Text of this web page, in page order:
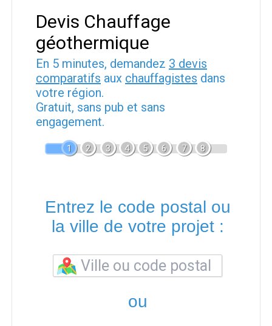
Devis Chauffage
géothermique
En 5 minutes, demandez 3 devis
comparatifs aux chauffagistes dans
votre région.
Gratuit, sans pub et sans
engagement.
1 2 3 4 5 6 7 8
Entrez le code postal ou
la ville de votre projet :
ou